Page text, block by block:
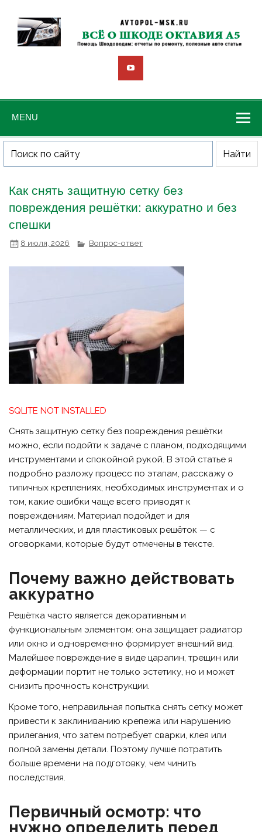
MENU
Как снять защитную сетку без
повреждения решётки: аккуратно и без
спешки
8 июля, 2026 Вопрос-ответ
SQLITE NOT INSTALLED
Снять защитную сетку без повреждения решётки
можно, если подойти к задаче с планом, подходящими
инструментами и спокойной рукой. В этой статье я
подробно разложу процесс по этапам, расскажу о
типичных креплениях, необходимых инструментах и о
том, какие ошибки чаще всего приводят к
повреждениям. Материал подойдет и для
металлических, и для пластиковых решёток — с
оговорками, которые будут отмечены в тексте.
Почему важно действовать
аккуратно
Решётка часто является декоративным и
функциональным элементом: она защищает радиатор
или окно и одновременно формирует внешний вид.
Малейшее повреждение в виде царапин, трещин или
деформации портит не только эстетику, но и может
снизить прочность конструкции.
Кроме того, неправильная попытка снять сетку может
привести к заклиниванию крепежа или нарушению
прилегания, что затем потребует сварки, клея или
полной замены детали. Поэтому лучше потратить
больше времени на подготовку, чем чинить
последствия.
Первичный осмотр: что
нужно определить перед